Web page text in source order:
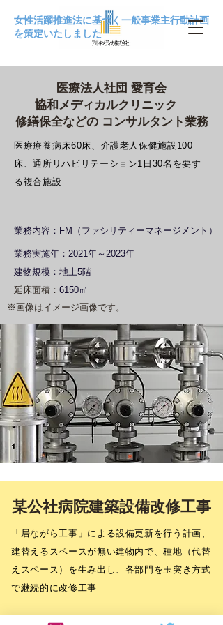
女性活躍推進法に基づく一般事業主行動計画
を策定いたしました
医療法人社団 愛育会
協和メディカルクリニック
修繕保全などの コンサルタント業務
医療療養病床60床、介護老人保健施設100
床、通所リハビリテーション1日30名を要す
る複合施設
​業務内容：FM（ファシリティーマネージメント）
業務実施年：2021年～2023年
建物規模：地上5階
延床面積： 6150㎡
※画像はイメージ画像です。
某公社病院建築設備改修工事
「居ながら工事」による設備更新を行う計画、
建替えるスペースが無い建物内で、種地（代替
えスペース）を生み出し、各部門を玉突き方式
で継続的に改修工事